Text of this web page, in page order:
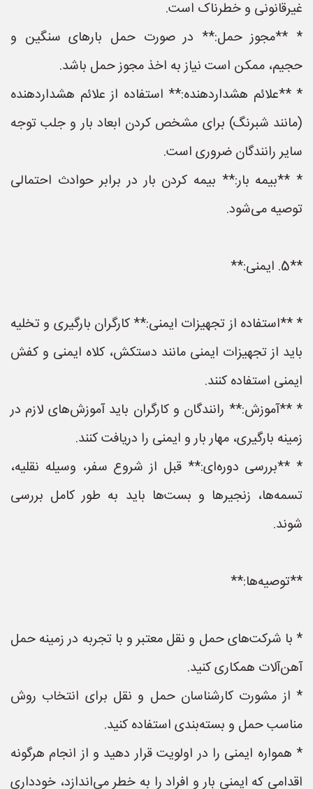
غیرقانونی و خطرناک است.
* **مجوز حمل:** در صورت حمل بارهای سنگین و
حجیم، ممکن است نیاز به اخذ مجوز حمل باشد.
* **علائم هشداردهنده:** استفاده از علائم هشداردهنده
(مانند شبرنگ) برای مشخص کردن ابعاد بار و جلب توجه
سایر رانندگان ضروری است.
* **بیمه بار:** بیمه کردن بار در برابر حوادث احتمالی
توصیه می‌شود.
**5. ایمنی:**
* **استفاده از تجهیزات ایمنی:** کارگران بارگیری و تخلیه
باید از تجهیزات ایمنی مانند دستکش، کلاه ایمنی و کفش
ایمنی استفاده کنند.
* **آموزش:** رانندگان و کارگران باید آموزش‌های لازم در
زمینه بارگیری، مهار بار و ایمنی را دریافت کنند.
* **بررسی دوره‌ای:** قبل از شروع سفر، وسیله نقلیه،
تسمه‌ها، زنجیرها و بست‌ها باید به طور کامل بررسی
شوند.
**توصیه‌ها:**
* با شرکت‌های حمل و نقل معتبر و با تجربه در زمینه حمل
آهن‌آلات همکاری کنید.
* از مشورت کارشناسان حمل و نقل برای انتخاب روش
مناسب حمل و بسته‌بندی استفاده کنید.
* همواره ایمنی را در اولویت قرار دهید و از انجام هرگونه
اقدامی که ایمنی بار و افراد را به خطر می‌اندازد، خودداری